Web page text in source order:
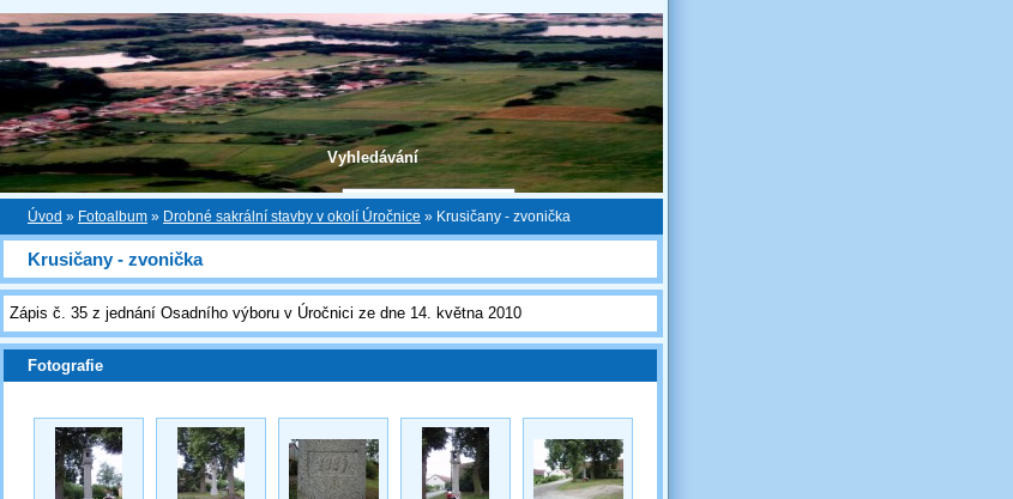
Vyhledávání
Úvod » Fotoalbum » Drobné sakrální stavby v okolí Úročnice » Krusičany - zvonička
Krusičany - zvonička
Zápis č. 35 z jednání Osadního výboru v Úročnici ze dne 14. května 2010
Fotografie